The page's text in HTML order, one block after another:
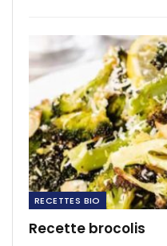
RECETTES BIO
Recette brocolis